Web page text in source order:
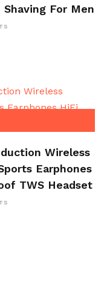
Shaving For Men
Wireless
Earphones
TWS Headset